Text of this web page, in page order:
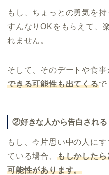
もし、ちょっとの勇気を
すんなりOKをもらえて、
れません。
そして、そのデートや食事
できる可能性も出てくるで
②好きな人から告白される
もし、今片思い中の人に
ている場合、 もしかした
可能性があります。